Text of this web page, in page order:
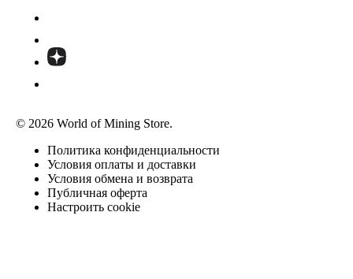
© 2026 World of Mining Store.
Политика конфиденциальности
Условия оплаты и доставки
Условия обмена и возврата
Публичная оферта
Настроить cookie